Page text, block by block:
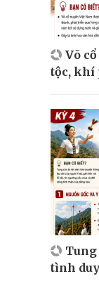
Võ
tộc, khí
tình